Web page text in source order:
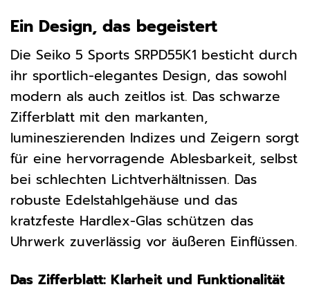
Ein Design, das begeistert
Die Seiko 5 Sports SRPD55K1 besticht durch
ihr sportlich-elegantes Design, das sowohl
modern als auch zeitlos ist. Das schwarze
Zifferblatt mit den markanten,
lumineszierenden Indizes und Zeigern sorgt
für eine hervorragende Ablesbarkeit, selbst
bei schlechten Lichtverhältnissen. Das
robuste Edelstahlgehäuse und das
kratzfeste Hardlex-Glas schützen das
Uhrwerk zuverlässig vor äußeren Einflüssen.
Das Zifferblatt: Klarheit und Funktionalität